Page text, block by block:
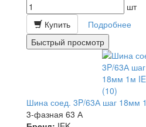
шт
Купить
Подробнее
Быстрый просмотр
Шина соед. 3P/63А шаг 18мм
3-фазная 63 А